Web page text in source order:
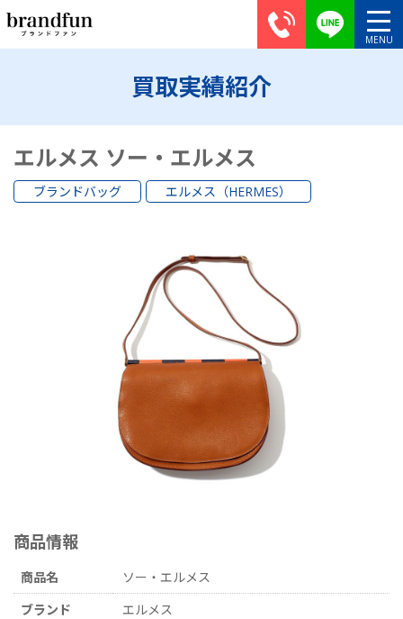
買取実績紹介
エルメス ソー・エルメス
ブランドバッグ エルメス（HERMES）
商品情報
商品名
ソー・エルメス
ブランド
エルメス